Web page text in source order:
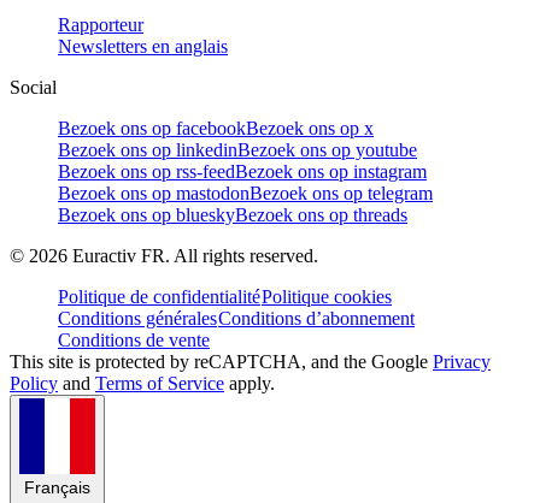
Rapporteur
Newsletters en anglais
Social
Bezoek ons op facebookBezoek ons op x
Bezoek ons op linkedinBezoek ons op youtube
Bezoek ons op rss-feedBezoek ons op instagram
Bezoek ons op mastodonBezoek ons op telegram
Bezoek ons op blueskyBezoek ons op threads
© 2026 Euractiv FR. All rights reserved.
Politique de confidentialitéPolitique cookies
Conditions généralesConditions d’abonnement
Conditions de vente
This site is protected by reCAPTCHA, and the Google Privacy
Policy and Terms of Service apply.
Français